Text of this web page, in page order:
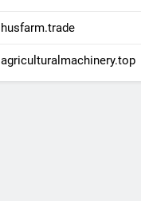
husfarm.trade
agriculturalmachinery.top